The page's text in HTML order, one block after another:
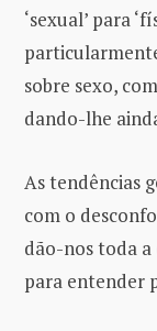
‘sexual’ para
sobre sexo,
dando-lhe
As tendências
com o
dão-nos toda a
para entender